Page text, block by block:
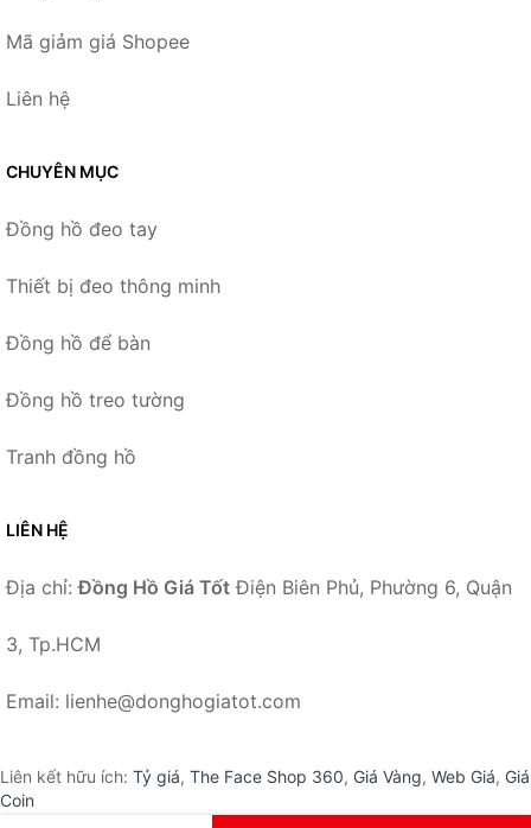
Mã giảm giá Shopee
Liên hệ
CHUYÊN MỤC
Đồng hồ đeo tay
Thiết bị đeo thông minh
Đồng hồ để bàn
Đồng hồ treo tường
Tranh đồng hồ
LIÊN HỆ
Địa chỉ:Đồng Hồ Giá Tốt Điện Biên Phủ, Phường 6, Quận
3, Tp.HCM
Email: lienhe@donghogiatot.com
Liên kết hữu ích: Tỷ giá, The Face Shop 360, Giá Vàng, Web Giá, Giá
Coin